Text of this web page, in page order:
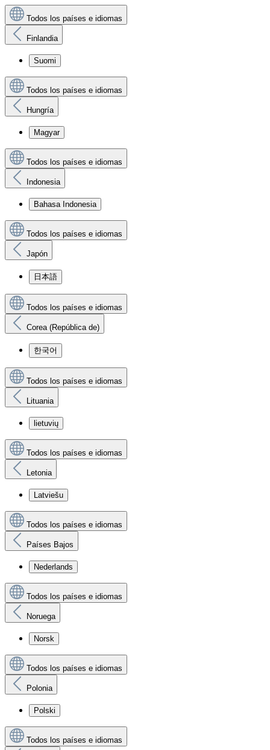
Todos los países e idiomas
Finlandia
Suomi
Todos los países e idiomas
Hungría
Magyar
Todos los países e idiomas
Indonesia
Bahasa Indonesia
Todos los países e idiomas
Japón
日本語
Todos los países e idiomas
Corea (República de)
한국어
Todos los países e idiomas
Lituania
lietuvių
Todos los países e idiomas
Letonia
Latviešu
Todos los países e idiomas
Países Bajos
Nederlands
Todos los países e idiomas
Noruega
Norsk
Todos los países e idiomas
Polonia
Polski
Todos los países e idiomas